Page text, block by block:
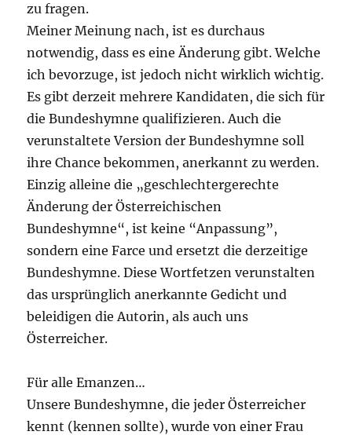
zu fragen.
Meiner Meinung nach, ist es durchaus
notwendig, dass es eine Änderung gibt. Welche
ich bevorzuge, ist jedoch nicht wirklich wichtig.
Es gibt derzeit mehrere Kandidaten, die sich für
die Bundeshymne qualifizieren. Auch die
verunstaltete Version der Bundeshymne soll
ihre Chance bekommen, anerkannt zu werden.
Einzig alleine die „geschlechtergerechte
Änderung der Österreichischen
Bundeshymne“, ist keine “Anpassung”,
sondern eine Farce und ersetzt die derzeitige
Bundeshymne. Diese Wortfetzen verunstalten
das ursprünglich anerkannte Gedicht und
beleidigen die Autorin, als auch uns
Österreicher.
Für alle Emanzen…
Unsere Bundeshymne, die jeder Österreicher
kennt (kennen sollte), wurde von einer Frau